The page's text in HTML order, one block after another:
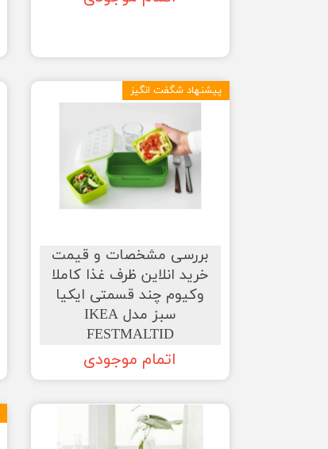
بررسی مشخصات و قیمت
خرید انلاین ظرف غذا کاملا
وکیوم چند قسمتی ایکیا
سبز مدل IKEA
FESTMALTID
اتمام موجودی
پیشنهاد شگفت انگیز